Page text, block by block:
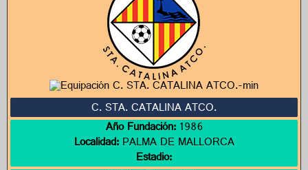
C. STA. CATALINA ATCO.
Año Fundación:1986
Localidad:PALMA DE MALLORCA
Estadio: